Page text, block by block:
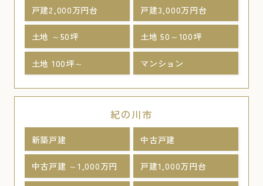
戸建2,000万円台 戸建3,000万円台
土地 ～50坪 土地 50～100坪
土地 100坪～ マンション
紀の川市
新築戸建 中古戸建
中古戸建 ～1,000万円 戸建1,000万円台